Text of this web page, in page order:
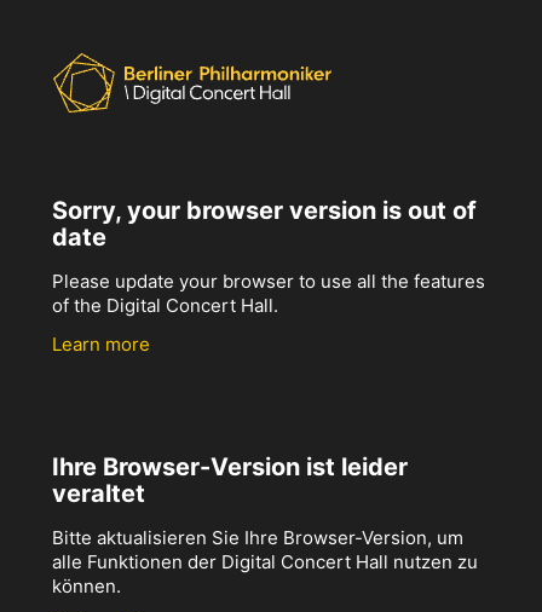
Sorry, your browser version is out of
date
Please update your browser to use all the features
of the Digital Concert Hall.
Learn more
Ihre Browser-Version ist leider
veraltet
Bitte aktualisieren Sie Ihre Browser-Version, um
alle Funktionen der Digital Concert Hall nutzen zu
können.